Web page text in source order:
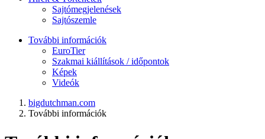
Sajtómegjelenések
Sajtószemle
További információk
EuroTier
Szakmai kiállítások / időpontok
Képek
Videók
bigdutchman.com
További információk